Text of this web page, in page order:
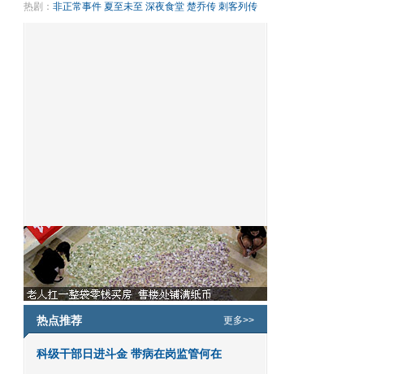
热剧： 非正常事件 夏至未至 深夜食堂 楚乔传 刺客列传
热点推荐 更多>>
科级干部日进斗金 带病在岗监管何在